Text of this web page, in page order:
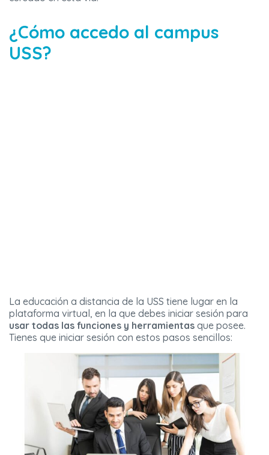
¿Cómo accedo al campus
USS?
La educación a distancia de la USS tiene lugar en la
plataforma virtual, en la que debes iniciar sesión para
usar todas las funciones y herramientas que posee.
Tienes que iniciar sesión con estos pasos sencillos: